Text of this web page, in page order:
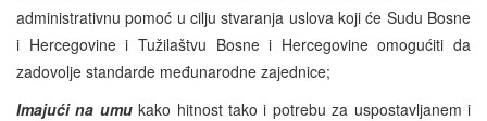
administrativnu pomoć u cilju stvaranja uslova koji će Sudu Bosne
i Hercegovine i Tužilaštvu Bosne i Hercegovine omogućiti da
zadovolje standarde međunarodne zajednice;
Imajući na umukako hitnost tako i potrebu za uspostavljanem i